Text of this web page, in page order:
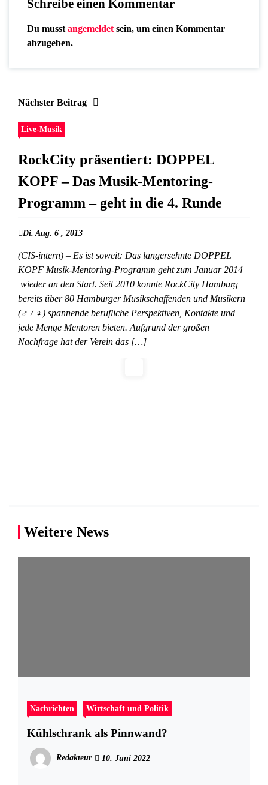
Schreibe einen Kommentar
Du musst angemeldet sein, um einen Kommentar
abzugeben.
Nächster Beitrag
Live-Musik
RockCity präsentiert: DOPPEL
KOPF – Das Musik-Mentoring-
Programm – geht in die 4. Runde
Di. Aug. 6 , 2013
(CIS-intern) – Es ist soweit: Das langersehnte DOPPEL
KOPF Musik-Mentoring-Programm geht zum Januar 2014
wieder an den Start. Seit 2010 konnte RockCity Hamburg
bereits über 80 Hamburger Musikschaffenden und Musikern
(♂ / ♀) spannende berufliche Perspektiven, Kontakte und
jede Menge Mentoren bieten. Aufgrund der großen
Nachfrage hat der Verein das […]
Weitere News
Nachrichten Wirtschaft und Politik
Kühlschrank als Pinnwand?
Redakteur 10. Juni 2022